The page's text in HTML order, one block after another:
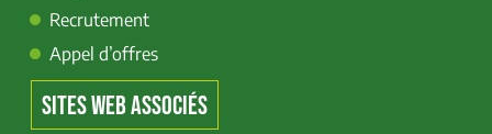
Recrutement
Appel d’offres
SITES WEB ASSOCIÉS